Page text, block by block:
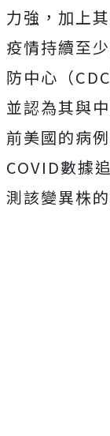
力強，加上
疫情持續至
防中心（
並認為其與
前美國的病
COVID數據
測該變異株